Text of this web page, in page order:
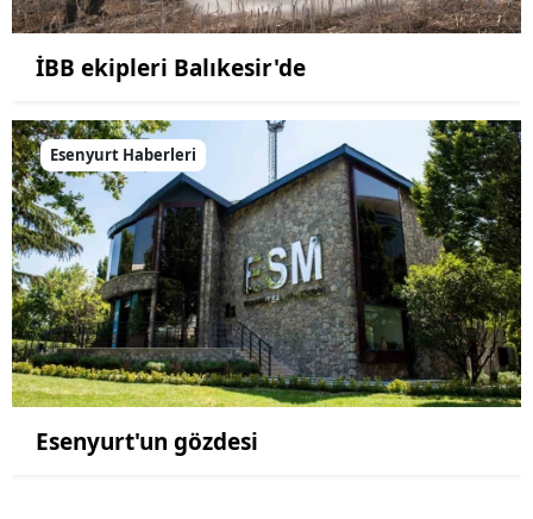
İBB ekipleri Balıkesir'de
Esenyurt Haberleri
Esenyurt'un gözdesi